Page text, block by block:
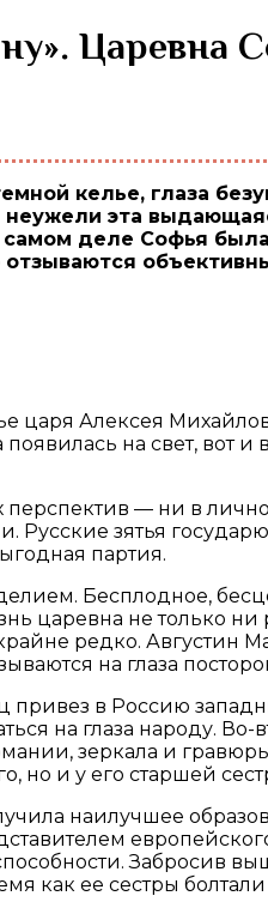
неужели эта
деле Софья
царя Алексея
на свет, вот
— ни в
Русские зятья
партия.
Бесплодное,
царевна не только ни
редко. Августин
на глаза
привез в Россию
на глаза народу.
зеркала и
но и у его старшей
наилучшее
Забросив
ее сестры болтали